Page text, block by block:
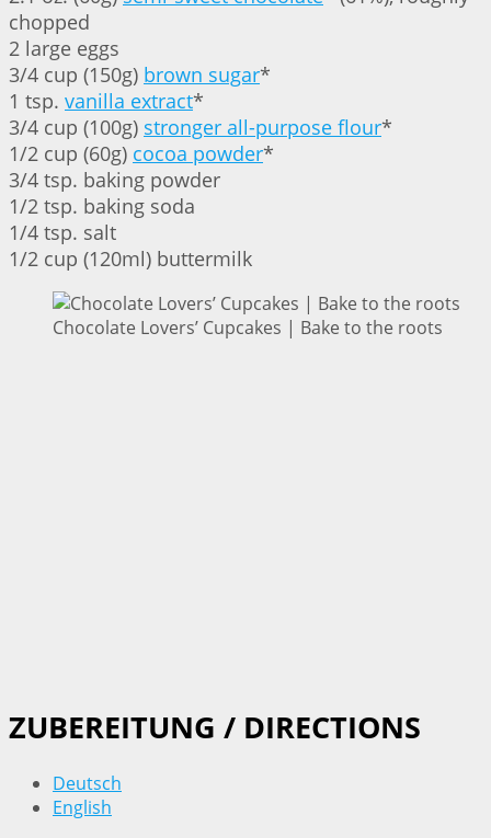
chopped
2 large eggs
3/4 cup (150g) brown sugar*
1 tsp. vanilla extract*
3/4 cup (100g) stronger all-purpose flour*
1/2 cup (60g) cocoa powder*
3/4 tsp. baking powder
1/2 tsp. baking soda
1/4 tsp. salt
1/2 cup (120ml) buttermilk
Chocolate Lovers’ Cupcakes | Bake to the roots
ZUBEREITUNG / DIRECTIONS
Deutsch
English